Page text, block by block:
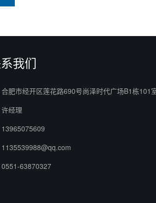
我们
合肥市经开区莲花路690号尚泽时代广场B1栋101
许经理
13965075609
1135539988@qq.com
0551-63870327